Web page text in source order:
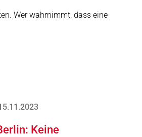
Wer wahrnimmt, dass eine
Keine